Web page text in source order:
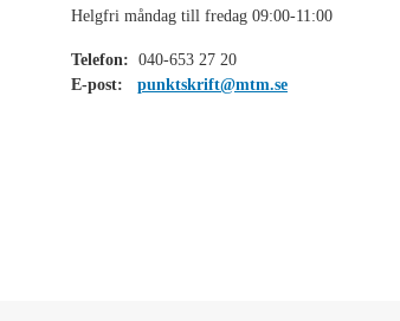
Helgfri måndag till fredag 09:00-11:00
Telefon: 040-653 27 20
E-post:
punktskrift@mtm.se